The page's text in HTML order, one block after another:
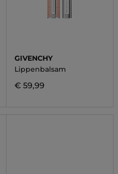
GIVENCHY
Lippenbalsam
€ 59,99